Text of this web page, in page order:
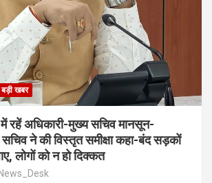
बड़ी खबर
रहें अधिकारी-मुख्य सचिव मानसून-
ने की विस्तृत समीक्षा कहा-बंद सड़कों
लोगों को न हो दिक्कत
News_Desk